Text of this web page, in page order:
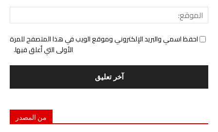
احفظ اسمي والبريد الإلكتروني وموقع الويب في هذا المتصفح للمرة
الأولى التي أعلق فيها.
من المصدر